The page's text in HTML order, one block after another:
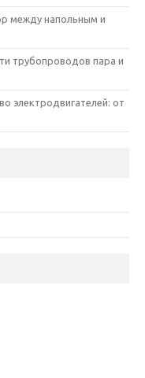
между напольным и
трубопроводов пара и
электродвигателей: от